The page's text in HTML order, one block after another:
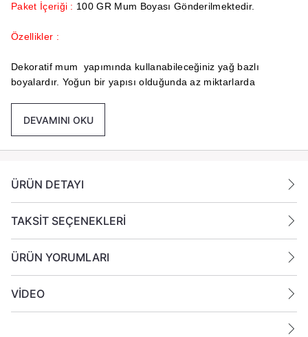
Paket İçeriği : 100 GR Mum Boyası Gönderilmektedir.
Özellikler :
Dekoratif mum yapımında kullanabileceğiniz yağ bazlı
boyalardır. Yoğun bir yapısı olduğunda az miktarlarda
Kullanım Şekline Göre 100 ila 150 Kg Arsında Jel Mum veya
Kürdan veya Toplu İne Ucu ile ilave edilmesi ve iyi bir şekilde
karıştırılması tavsiye edilir.
DEVAMINI OKU
ÜRÜN DETAYI
TAKSİT SEÇENEKLERİ
ÜRÜN YORUMLARI
VİDEO